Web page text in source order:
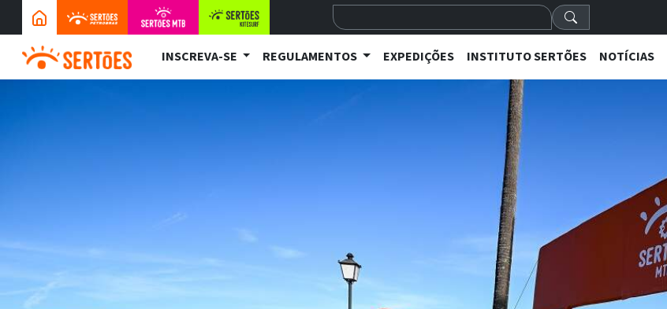
INSCREVA-SE REGULAMENTOS EXPEDIÇÕES INSTITUTO SERTÕES NOTÍCIAS